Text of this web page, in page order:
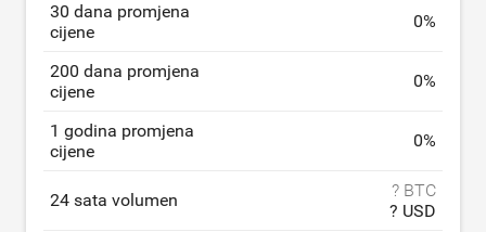
30 dana promjena
cijene
0%
200 dana promjena
cijene
0%
1 godina promjena
cijene
0%
24 sata volumen
? BTC
? USD